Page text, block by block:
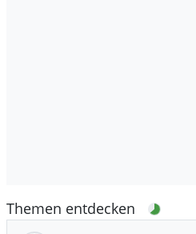
Themen entdecken